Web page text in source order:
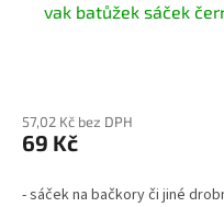
vak batůžek sáček
57,02 Kč bez DPH
69 Kč
- sáček na bačkory či jiné